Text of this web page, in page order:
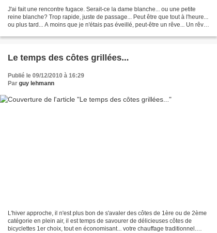
J'ai fait une rencontre fugace. Serait-ce la dame blanche... ou une petite
reine blanche? Trop rapide, juste de passage... Peut être que tout à l'heure...
ou plus tard... A moins que je n'étais pas éveillé, peut-être un rêve... Un rêve
Le temps des côtes grillées...
Publié le 09/12/2010 à 16:29
Par guy lehmann
L'hiver approche, il n'est plus bon de s'avaler des côtes de 1ère ou de 2ème
catégorie en plein air, il est temps de savourer de délicieuses côtes de
bicyclettes 1er choix, tout en économisant... votre chauffage traditionnel.